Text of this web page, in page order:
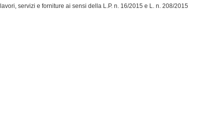
servizi e forniture ai sensi della L.P. n. 16/2015 e L. n. 208/2015